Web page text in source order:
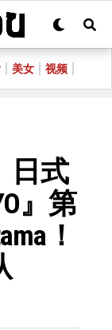
美女 视频
日式
』第
！